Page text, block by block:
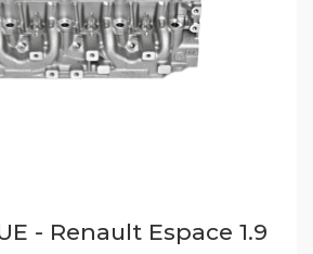
- Renault Espace 1.9